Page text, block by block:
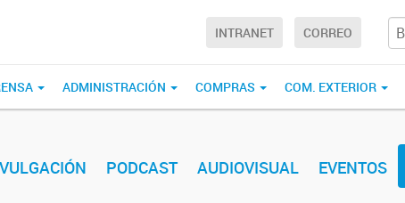
INTRANET CORREO
ADMINISTRACIÓN COMPRAS COM. EXTERIOR
PODCAST AUDIOVISUAL EVENTOS